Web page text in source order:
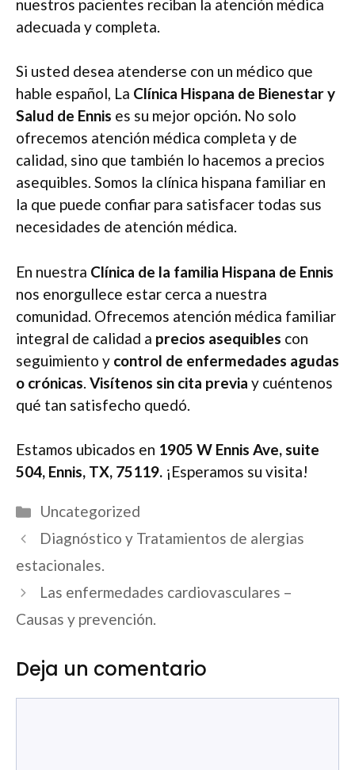
nuestros pacientes reciban la atención médica
adecuada y completa.
Si usted desea atenderse con un médico que
hable español, La Clínica Hispana de Bienestar y
Salud de Ennis es su mejor opción. No solo
ofrecemos atención médica completa y de
calidad, sino que también lo hacemos a precios
asequibles. Somos la clínica hispana familiar en
la que puede confiar para satisfacer todas sus
necesidades de atención médica.
En nuestra Clínica de la familia Hispana de Ennis
nos enorgullece estar cerca a nuestra
comunidad. Ofrecemos atención médica familiar
integral de calidad a precios asequibles con
seguimiento y control de enfermedades agudas
o crónicas. Visítenos sin cita previa y cuéntenos
qué tan satisfecho quedó.
Estamos ubicados en 1905 W Ennis Ave, suite
504, Ennis, TX, 75119. ¡Esperamos su visita!
Categorías
Uncategorized
Navegación
Diagnóstico y Tratamientos de alergias
estacionales.
Las enfermedades cardiovasculares –
Causas y prevención.
Deja un comentario